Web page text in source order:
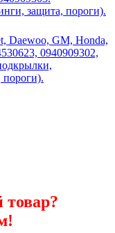
Daewoo, GM, Honda,
0940909302,
пороги).